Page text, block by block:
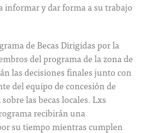
informar y dar forma a su trabajo
de Becas Dirigidas por la
del programa de la zona de
las decisiones finales junto con
del equipo de concesión de
las becas locales. Lxs
recibirán una
su tiempo mientras cumplen